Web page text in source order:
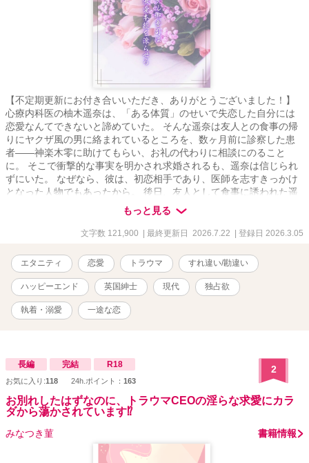
【不定期更新にお付き合いいただき、ありがとうございました！】
心療内科医の柚木遥奈は、「ある体質」のせいで失恋した自分には
恋愛なんてできないと諦めていた。 そんな遥奈は友人との食事の帰
りにヤクザ風の男に絡まれているところを、数ヶ月前に診察した患
者――神楽木零に助けてもらい、お礼の代わりに相談にのること
に。 そこで衝撃的な事実を明かされ求婚されるも、遥奈は信じられ
ずにいた。 なぜなら、彼は、初恋相手であり、医師を志すきっかけ
となった人物でもあったから。 後日、友人として食事に誘われた遥
奈は零から『不埒な提案』を持ちかけられセフレにされたと思って
いたら―― 「傷ついたままの貴女を放ってなんておけないよ。そん
な体質治してあげるから、俺のこと信じて」 過去の恋に傷つき恋を
レあま執着ラブ♡ ❥・ ┈┈༚˳ . ୨‪‪❤︎‬୧ . ˳༚┈┈ ・❥ ＊柚木遥奈（29
歳）ゆずきはるな＊ 心療内科専門医を目指している内科専門医 ＊神
楽木零（31歳）かぐらぎれい（レイ･エドワード･ハミルトン）＊ 世
界最大ホテルチェーン「インペリアル・インターナショナル」の日
本エリア統括支配人、英国医大出身という異色の経歴を持つ。 ❥・
┈┈༚˳ . ୨‪‪❤︎‬୧ . ˳༚┈┈ ・❥ ※不定期更新です。 ※TL小説です。Ｒ描
文の改稿や修正等をしています。 ✿初公開26.2.8✿
もっと見る
文字数 121,900 | 最終更新日 2026.7.22 | 登録日 2026.3.05
エタニティ 恋愛 トラウマ すれ違い/勘違い
ハッピーエンド 英国紳士 現代 独占欲
執着・溺愛 一途な恋
長編 完結 R18
お気に入り:118 24h.ポイント： 163
2
お別れしたはずなのに、トラウマCEOの淫らな求愛にカラ
ダから蕩かされています⁉︎
みなつき菫 書籍情報